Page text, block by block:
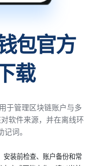
包官方
载
管理区块链账户与多
软件来源，并在离线环
记词。
装前检查、账户备份和常